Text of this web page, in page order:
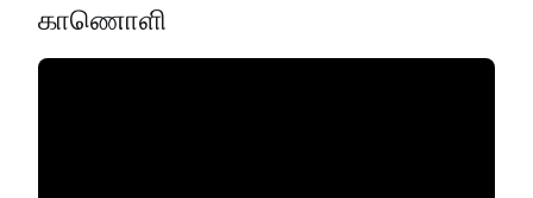
காணொளி